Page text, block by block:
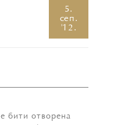
5.
сеп.
'12.
бити отворена